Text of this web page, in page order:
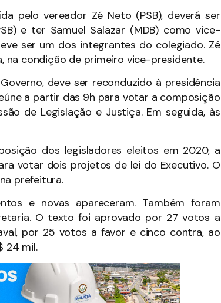
pelo vereador Zé Neto (PSB), deverá ser
e ter Samuel Salazar (MDB) como vice-
ser um dos integrantes do colegiado. Zé
na condição de primeiro vice-presidente.
deve ser reconduzido à presidência
a partir das 9h para votar a composição
de Legislação e Justiça. Em seguida, às
dos legisladores eleitos em 2020, a
votar dois projetos de lei do Executivo. O
prefeitura.
e novas apareceram. Também foram
O texto foi aprovado por 27 votos a
por 25 votos a favor e cinco contra, ao
24 mil.